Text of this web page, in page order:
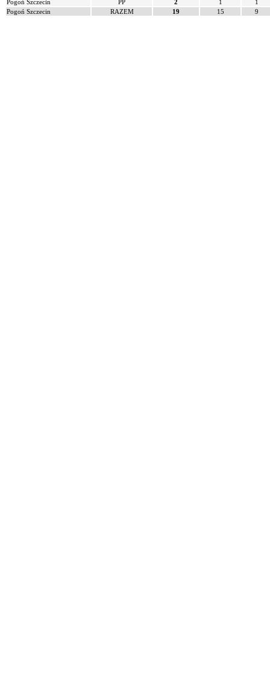
Pogoń Szczecin
PP 2 1
1
Pogoń Szczecin
RAZEM 19 15 9